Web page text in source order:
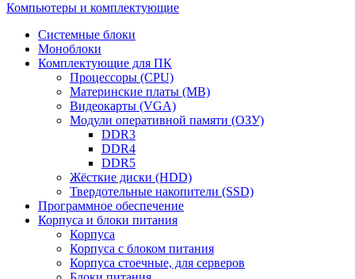
Компьютеры и комплектующие
Системные блоки
Моноблоки
Комплектующие для ПК
Процессоры (CPU)
Материнские платы (MB)
Видеокарты (VGA)
Модули оперативной памяти (ОЗУ)
DDR3
DDR4
DDR5
Жёсткие диски (HDD)
Твердотельные накопители (SSD)
Программное обеспечение
Корпуса и блоки питания
Корпуса
Корпуса с блоком питания
Корпуса стоечные, для серверов